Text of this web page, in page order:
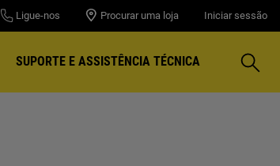
Ligue-nos Procurar uma loja Iniciar sessão
SUPORTE E ASSISTÊNCIA TÉCNICA